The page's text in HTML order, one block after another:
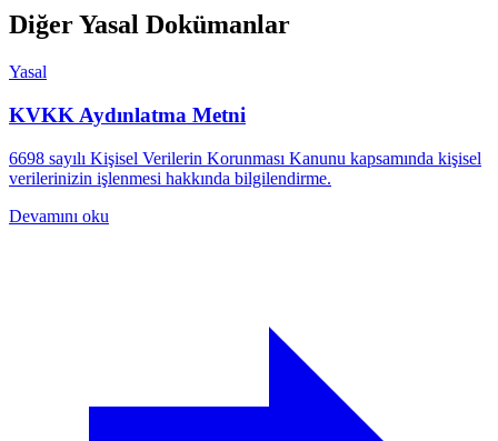
Diğer Yasal Dokümanlar
Yasal
KVKK Aydınlatma Metni
6698 sayılı Kişisel Verilerin Korunması Kanunu kapsamında kişisel
verilerinizin işlenmesi hakkında bilgilendirme.
Devamını oku